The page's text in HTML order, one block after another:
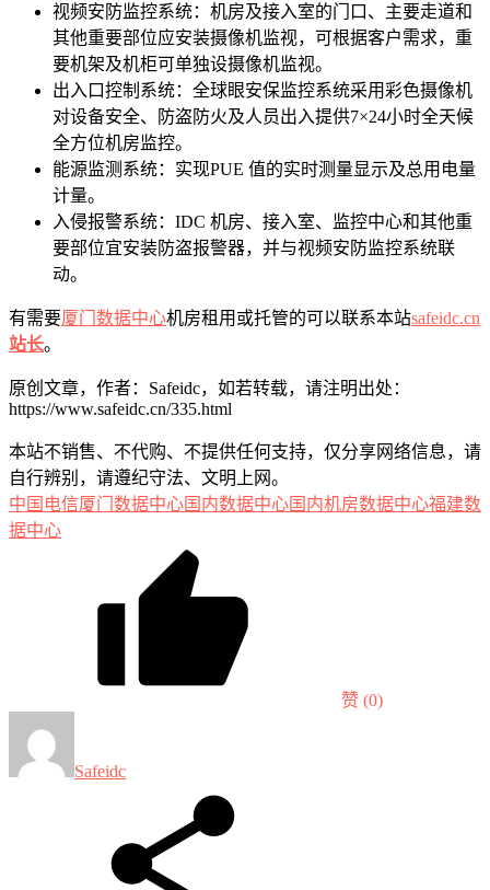
视频安防监控系统：机房及接入室的门口、主要走道和
其他重要部位应安装摄像机监视，可根据客户需求，重
要机架及机柜可单独设摄像机监视。
出入口控制系统：全球眼安保监控系统采用彩色摄像机
对设备安全、防盗防火及人员出入提供7×24小时全天候
全方位机房监控。
能源监测系统：实现PUE 值的实时测量显示及总用电量
计量。
入侵报警系统：IDC 机房、接入室、监控中心和其他重
要部位宜安装防盗报警器，并与视频安防监控系统联
动。
有需要厦门数据中心机房租用或托管的可以联系本站safeidc.cn
站长。
原创文章，作者：Safeidc，如若转载，请注明出处：
https://www.safeidc.cn/335.html
本站不销售、不代购、不提供任何支持，仅分享网络信息，请
自行辨别，请遵纪守法、文明上网。
中国电信厦门数据中心国内数据中心国内机房数据中心福建数
据中心
赞 (0)
Safeidc